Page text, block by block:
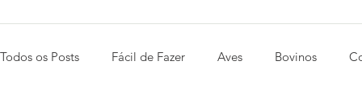
Todos os Posts Fácil de Fazer Aves Bovinos